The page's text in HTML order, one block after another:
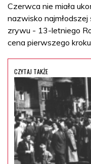
Czerwca nie miała
nazwisko
zrywu - 13-letniego
cena pierwszego
CZYTAJ TAKŻE